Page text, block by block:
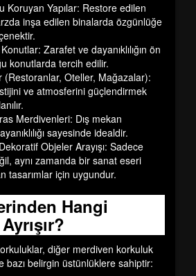
Koruyan Yapılar: Restore edilen
inşa edilen binalarda özgünlüğe
Zarafet ve dayanıklılığın ön
konutlarda tercih edilir.
(Restoranlar, Oteller, Mağazalar):
ve atmosferini güçlendirmek
Merdivenleri: Dış mekan
sayesinde idealdir.
Objeler Arayışı: Sadece
aynı zamanda bir sanat eseri
tasarımlar için uygundur.
Hangi
diğer merdiven korkuluk
bazı belirgin üstünlüklere sahiptir: